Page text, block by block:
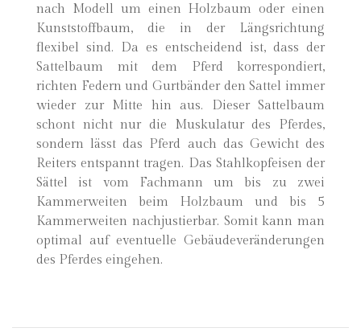
nach Modell um einen Holzbaum oder einen
Kunststoffbaum, die in der Längsrichtung
flexibel sind. Da es entscheidend ist, dass der
Sattelbaum mit dem Pferd korrespondiert,
richten Federn und Gurtbänder den Sattel immer
wieder zur Mitte hin aus. Dieser Sattelbaum
schont nicht nur die Muskulatur des Pferdes,
sondern lässt das Pferd auch das Gewicht des
Reiters entspannt tragen. Das Stahlkopfeisen der
Sättel ist vom Fachmann um bis zu zwei
Kammerweiten beim Holzbaum und bis 5
Kammerweiten nachjustierbar. Somit kann man
optimal auf eventuelle Gebäudeveränderungen
des Pferdes eingehen.